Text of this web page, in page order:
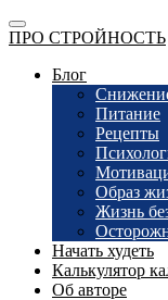
ПРО СТРОЙНОСТЬ
Блог
Питание
Рецепты
Образ
Жизнь
Начать худеть
Калькулятор
Об авторе